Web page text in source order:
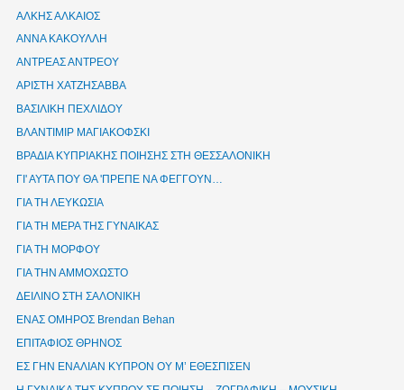
ΑΛΚΗΣ ΑΛΚΑΙΟΣ
ΑΝΝΑ ΚΑΚΟΥΛΛΗ
ΑΝΤΡΕΑΣ ΑΝΤΡΕΟΥ
ΑΡΙΣΤΗ ΧΑΤΖΗΣΑΒΒΑ
ΒΑΣΙΛΙΚΗ ΠΕΧΛΙΔΟΥ
ΒΛΑΝΤΙΜΙΡ ΜΑΓΙΑΚΟΦΣΚΙ
ΒΡΑΔΙΑ ΚΥΠΡΙΑΚΗΣ ΠΟΙΗΣΗΣ ΣΤΗ ΘΕΣΣΑΛΟΝΙΚΗ
ΓΙ' ΑΥΤΑ ΠΟΥ ΘΑ 'ΠΡΕΠΕ ΝΑ ΦΕΓΓΟΥΝ…
ΓΙΑ ΤΗ ΛΕΥΚΩΣΙΑ
ΓΙΑ ΤΗ ΜΕΡΑ ΤΗΣ ΓΥΝΑΙΚΑΣ
ΓΙΑ ΤΗ ΜΟΡΦΟΥ
ΓΙΑ ΤΗΝ ΑΜΜΟΧΩΣΤΟ
ΔΕΙΛΙΝΟ ΣΤΗ ΣΑΛΟΝΙΚΗ
ΕΝΑΣ ΟΜΗΡΟΣ Brendan Behan
ΕΠΙΤΑΦΙΟΣ ΘΡΗΝΟΣ
ΕΣ ΓΗΝ ΕΝΑΛΙΑΝ ΚΥΠΡΟΝ ΟΥ Μ’ ΕΘΕΣΠΙΣΕΝ